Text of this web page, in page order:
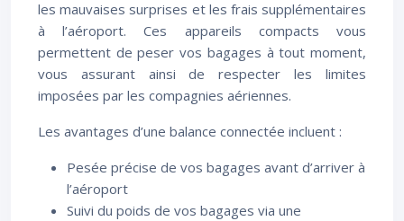
les mauvaises surprises et les frais supplémentaires
à l’aéroport. Ces appareils compacts vous
permettent de peser vos bagages à tout moment,
vous assurant ainsi de respecter les limites
imposées par les compagnies aériennes.
Les avantages d’une balance connectée incluent :
Pesée précise de vos bagages avant d’arriver à
l’aéroport
Suivi du poids de vos bagages via une